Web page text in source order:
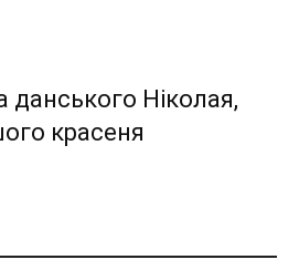
данського Ніколая,
красеня